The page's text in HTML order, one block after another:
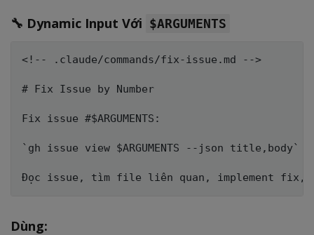
🔧 Dynamic Input Với $ARGUMENTS
<!-- .claude/commands/fix-issue.md -->
# Fix Issue by Number
Fix issue #$ARGUMENTS:
`gh issue view $ARGUMENTS --json title,body`
Dùng: